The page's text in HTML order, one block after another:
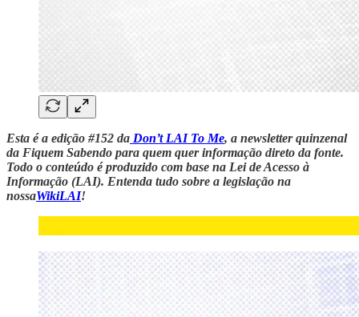
Esta é a edição #152 da Don’t LAI To Me, a newsletter quinzenal
da Fiquem Sabendo para quem quer informação direto da fonte.
Todo o conteúdo é produzido com base na Lei de Acesso à
Informação (LAI). Entenda tudo sobre a legislação na
nossaWikiLAI!